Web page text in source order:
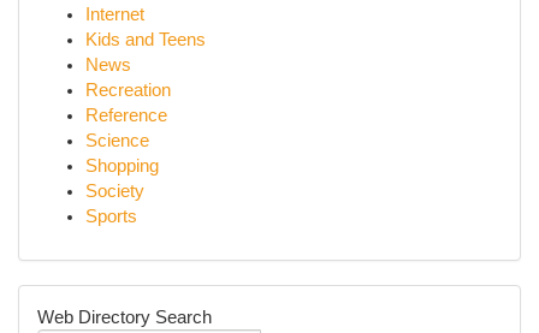
Internet
Kids and Teens
News
Recreation
Reference
Science
Shopping
Society
Sports
Web Directory Search